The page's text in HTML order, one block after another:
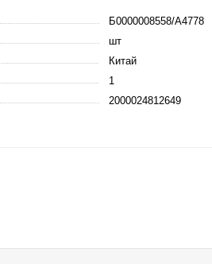
Б0000008558/A4778
шт
Китай
1
2000024812649